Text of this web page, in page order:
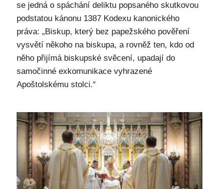
se jedná o spáchání deliktu popsaného skutkovou
podstatou kánonu 1387 Kodexu kanonického
práva: „Biskup, který bez papežského pověření
vysvětí někoho na biskupa, a rovněž ten, kdo od
něho přijímá biskupské svěcení, upadají do
samočinné exkomunikace vyhrazené
Apoštolskému stolci.“